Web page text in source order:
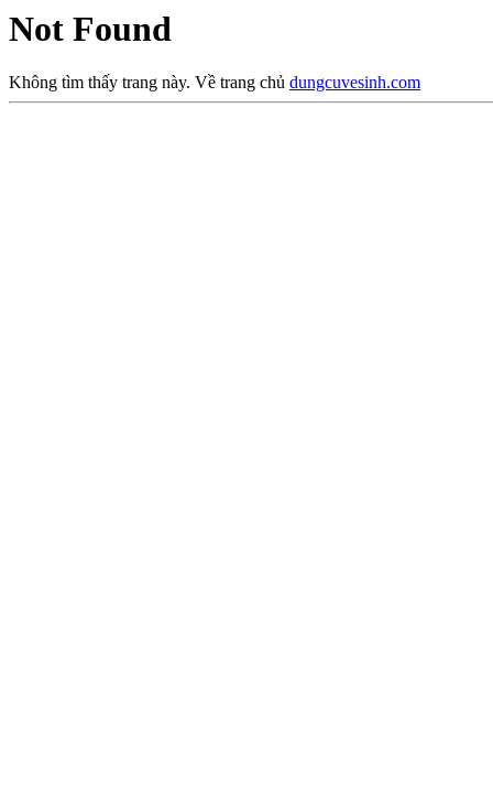
Not Found
Không tìm thấy trang này. Về trang chủ dungcuvesinh.com